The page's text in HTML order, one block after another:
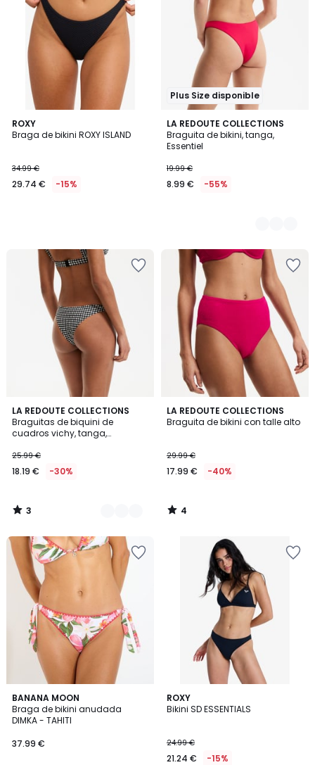
ROXY
Braga de bikini ROXY ISLAND
34.99 €
29.74 € -15%
Plus Size disponible
LA REDOUTE COLLECTIONS
Braguita de bikini, tanga,
Essentiel
19.99 €
8.99 € -55%
2
Colores
LA REDOUTE COLLECTIONS
Braguitas de biquini de
cuadros vichy, tanga,
25.99 €
18.19 € -30%
3
/
5
2
Colores
3
/
LA REDOUTE COLLECTIONS
Braguita de bikini con talle alto
29.99 €
17.99 € -40%
4
/
4
/
BANANA MOON
Braga de bikini anudada
DIMKA - TAHITI
37.99 €
ROXY
Bikini SD ESSENTIALS
24.99 €
21.24 € -15%